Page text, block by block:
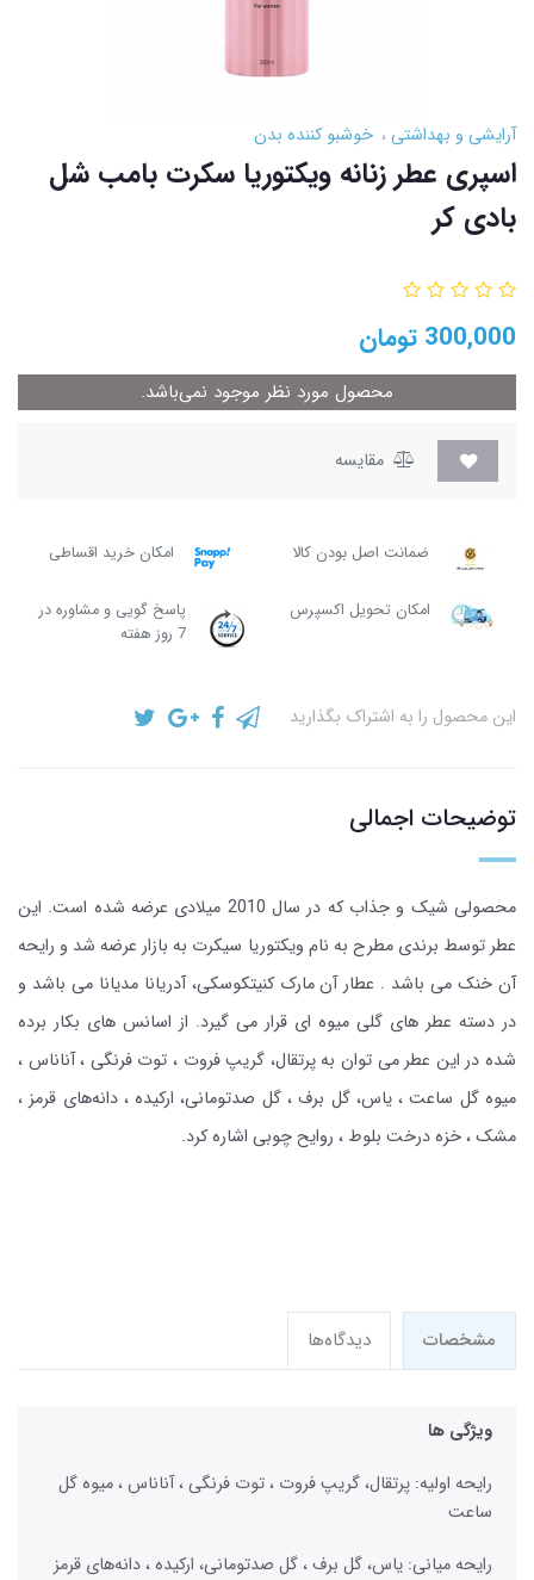
آرایشی و بهداشتی خوشبو کننده بدن
اسپری عطر زنانه ویکتوریا سکرت بامب شل
بادی کر
300,000 تومان
محصول مورد نظر موجود نمی‌باشد.
مقایسه
ضمانت اصل بودن کالا امکان خرید اقساطی
امکان تحویل اکسپرس
پاسخ گویی و مشاوره در
7 روز هفته
این محصول را به اشتراک بگذارید
توضیحات اجمالی
محصولی شیک و جذاب که در سال 2010 میلادی عرضه شده است. این
عطر توسط برندی مطرح به نام ویکتوریا سیکرت به بازار عرضه شد و رایحه
آن خنک می باشد . عطار آن مارک کنیتکوسکی، آدریانا مدیانا می باشد و
در دسته عطر های گلی میوه ای قرار می گیرد. از اسانس های بکار برده
شده در این عطر می توان به پرتقال، گریپ فروت ، توت فرنگی ، آناناس ،
میوه گل ساعت ، یاس، گل برف ، گل صدتومانی، ارکیده ، دانه‌های قرمز ،
مشک ، خزه درخت بلوط ، روایح چوبی اشاره کرد.
مشخصات دیدگاه‌ها
ویژگی ها
رایحه اولیه: پرتقال، گریپ فروت ، توت فرنگی ، آناناس ، میوه گل
ساعت
رایحه میانی: یاس، گل برف ، گل صدتومانی، ارکیده ، دانه‌های قرمز